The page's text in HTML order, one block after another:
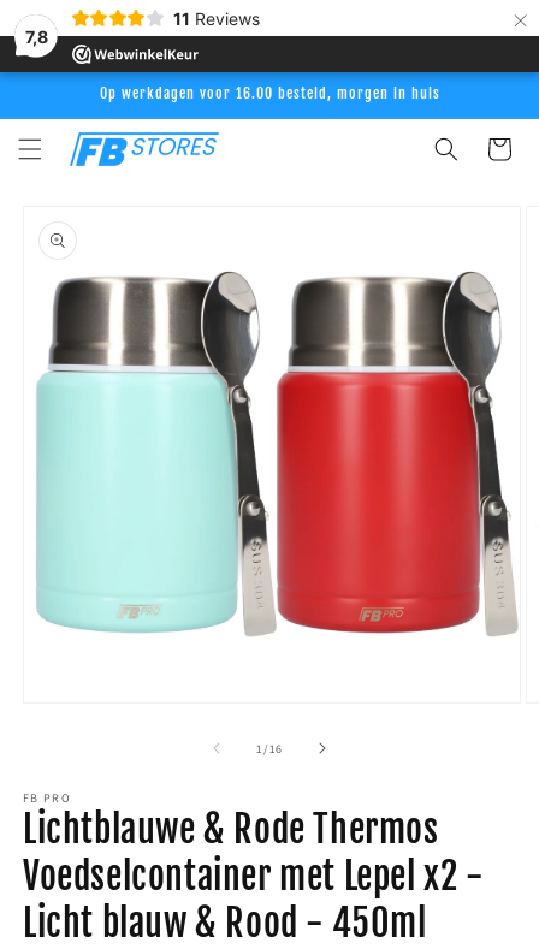
7,8
11 Reviews ×
Meteen
naar de
content
Op werkdagen voor 16.00 besteld, morgen in huis
in
modaal
1 /van
16
FB PRO
Lichtblauwe & Rode Thermos
Voedselcontainer met Lepel x2 -
Licht blauw & Rood - 450ml